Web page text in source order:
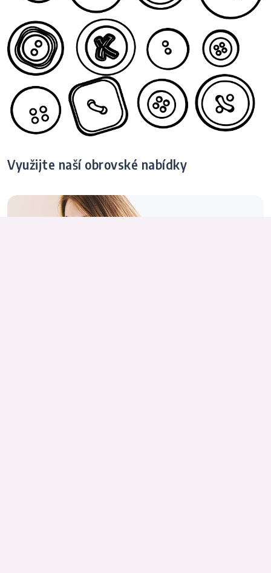
Využijte naší obrovské nabídky